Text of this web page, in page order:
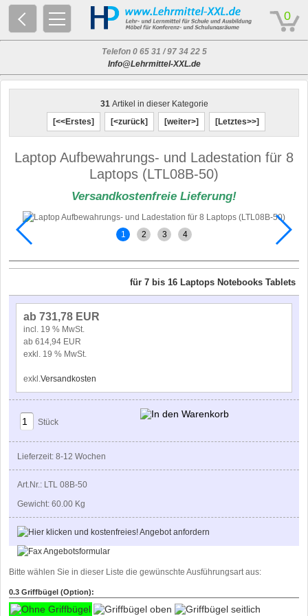
0
Telefon 0 65 31 / 97 34 22 5
Info@Lehrmittel-XXL.de
31Artikel in dieser Kategorie
[<<Erstes]
[<zurück] [weiter>] [Letztes>>]
Laptop Aufbewahrungs- und Ladestation für 8
Laptops (LTL08B-50)
Versandkostenfreie Lieferung!
1 2 3 4
für 7 bis 16 Laptops Notebooks Tablets
ab 731,78 EUR
incl. 19 % MwSt.
ab 614,94 EUR
exkl. 19 % MwSt.
exkl.Versandkosten
Stück
Lieferzeit: 8-12 Wochen
Art.Nr.: LTL 08B-50
Gewicht: 60.00 Kg
Bitte wählen Sie in dieser Liste die gewünschte Ausführungsart aus:
0.3 Griffbügel (Option):
© 2026 - Based on eCommerce Engine xt:Commerce Shopsoftware